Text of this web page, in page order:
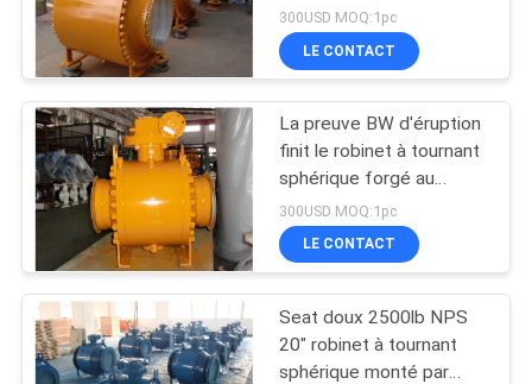
sphérique actionné
hydraulique
Robinet à tournant
sphérique
cryogénique
PTFE Seat 300LB
300USD MOQ:1pc
LE CONTACT
La preuve BW d'éruption
finit le robinet à tournant
sphérique forgé au
calibre
300USD MOQ:1pc
LE CONTACT
Seat doux 2500lb NPS
20" robinet à tournant
sphérique monté par